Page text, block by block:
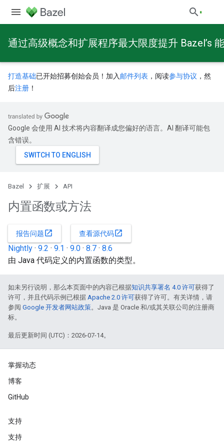
通过高级概念和扩展程序最大限度提升 Bazel’s
打造基础已开始招募创始会员！加入 邮件列表 ，阅读参与协议 ，然
后注册 ！
Google 会使用 AI 技术将内容翻译成您偏好的语言。AI 翻译可能包
含错误。
Bazel 扩展 API
内置函数或方法
报告问题open_in_new 查看源代码open_in_new
Nightly · 9.2 · 9.1 · 9.0 · 8.7 · 8.6
由 Java 代码定义的内置函数的类型。
如未另行说明，那么本页面中的内容已根据知识共享署名 4.0 许可获得了
许可，并且代码示例已根据 Apache 2.0 许可获得了许可。有关详情，请
参阅 Google 开发者网站政策。Java 是 Oracle 和/或其关联公司的注册商
标。
最后更新时间 (UTC)：2026-07-14。
掌握动态
博客
GitHub
支持
支持